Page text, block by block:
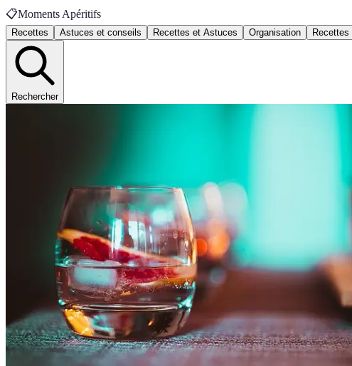
📋Moments Apéritifs
Recettes Astuces et conseils Recettes et Astuces Organisation Recettes
Rechercher